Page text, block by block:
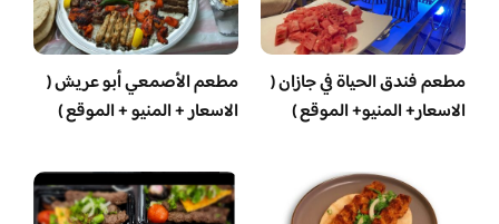
مطعم فندق الحياة في جازان (
الاسعار+ المنيو+ الموقع )
مطعم الأصمعي أبو عريش (
الاسعار + المنيو + الموقع )